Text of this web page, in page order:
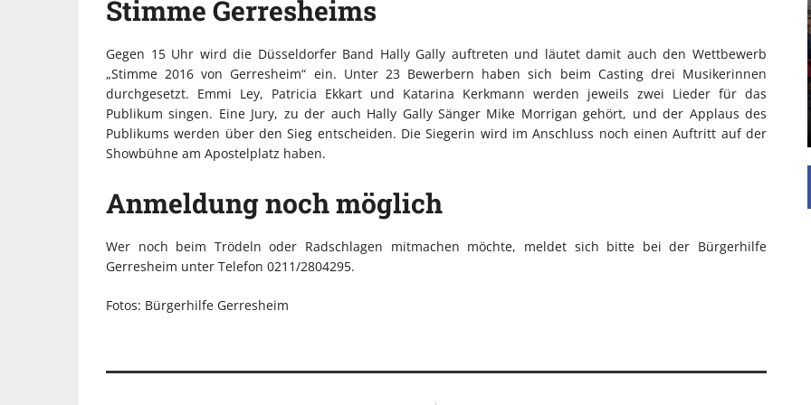
Stimme Gerresheims
Gegen 15 Uhr wird die Düsseldorfer Band Hally Gally auftreten und läutet damit auch den Wettbewerb
„Stimme 2016 von Gerresheim“ ein. Unter 23 Bewerbern haben sich beim Casting drei Musikerinnen
durchgesetzt. Emmi Ley, Patricia Ekkart und Katarina Kerkmann werden jeweils zwei Lieder für das
Publikum singen. Eine Jury, zu der auch Hally Gally Sänger Mike Morrigan gehört, und der Applaus des
Publikums werden über den Sieg entscheiden. Die Siegerin wird im Anschluss noch einen Auftritt auf der
Showbühne am Apostelplatz haben.
Anmeldung noch möglich
Wer noch beim Trödeln oder Radschlagen mitmachen möchte, meldet sich bitte bei der Bürgerhilfe
Gerresheim unter Telefon 0211/2804295.
Fotos: Bürgerhilfe Gerresheim
Die Inspiration des industriellen Chics sind die
Werkshallen des Industriezeitalters. Die Basis für
diesen Stil sind große Räume, schlicht gehalten
mit rustikalen Elementen und großen
Fensterflächen. Wie so vieles wurde ...